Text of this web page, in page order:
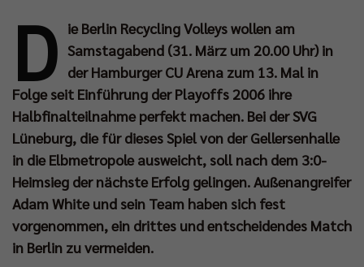
D ie Berlin Recycling Volleys wollen am
Samstagabend (31. März um 20.00 Uhr) in
der Hamburger CU Arena zum 13. Mal in
Folge seit Einführung der Playoffs 2006 ihre
Halbfinalteilnahme perfekt machen. Bei der SVG
Lüneburg, die für dieses Spiel von der Gellersenhalle
in die Elbmetropole ausweicht, soll nach dem 3:0-
Heimsieg der nächste Erfolg gelingen. Außenangreifer
Adam White und sein Team haben sich fest
vorgenommen, ein drittes und entscheidendes Match
in Berlin zu vermeiden.